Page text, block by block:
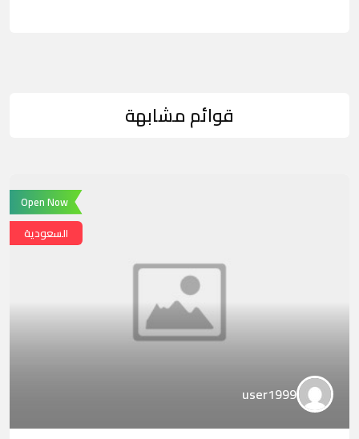
قوائم مشابهة
Open Now
السعودية
user1999